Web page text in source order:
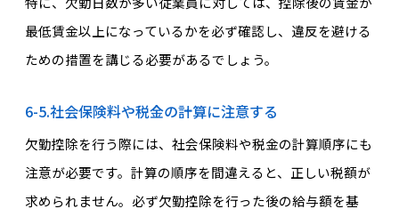
最低賃金以上になっているかを必ず確認し、違反を避ける
ための措置を講じる必要があるでしょう。
6-5.社会保険料や税金の計算に注意する
欠勤控除を行う際には、社会保険料や税金の計算順序にも
注意が必要です。計算の順序を間違えると、正しい税額が
求められません。必ず欠勤控除を行った後の給与額を基